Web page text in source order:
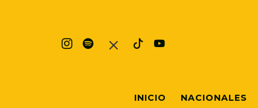
INICIO NACIONALES